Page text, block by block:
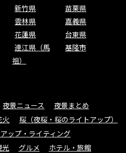
新竹県
苗栗県
雲林県
嘉義県
花蓮県
台東県
連江県（馬
祖）
基隆市
夜景ニュース
夜景まとめ
火
桜（夜桜・桜のライトアップ）
ップ・ライティング
光 グルメ ホテル・旅館